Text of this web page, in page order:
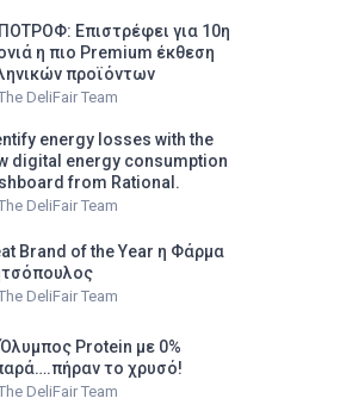
Επιστρέφει για 10η
η πιο Premium έκθεση
προϊόντων
DeliFair Team
energy losses with the
digital energy consumption
from Rational.
DeliFair Team
Brand of the Year η Φάρμα
DeliFair Team
Protein με 0%
το χρυσό!
DeliFair Team